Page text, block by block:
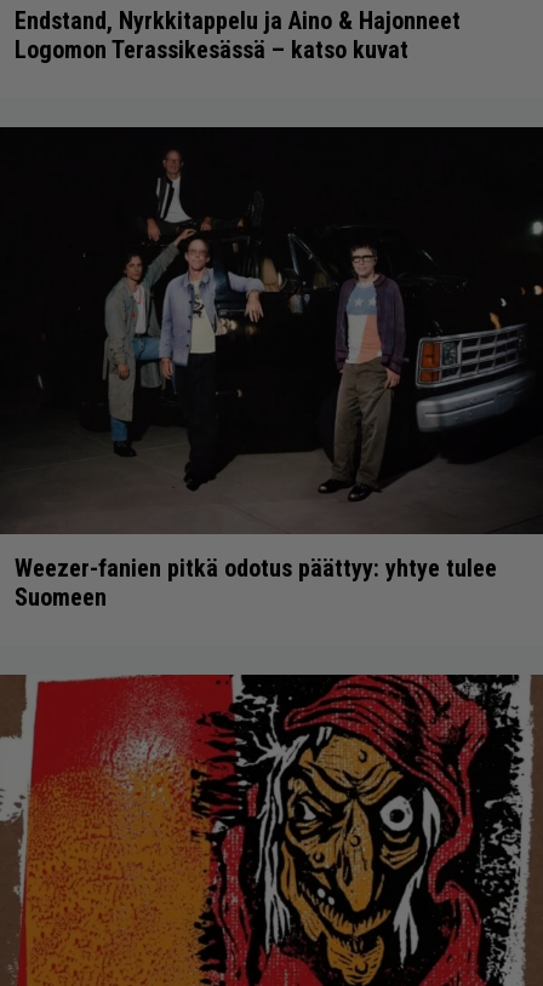
Endstand, Nyrkkitappelu ja Aino & Hajonneet
Logomon Terassikesässä – katso kuvat
Weezer-fanien pitkä odotus päättyy: yhtye tulee
Suomeen